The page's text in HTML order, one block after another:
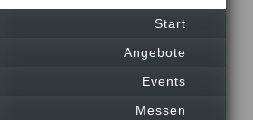
Start
Angebote
Events
Messen